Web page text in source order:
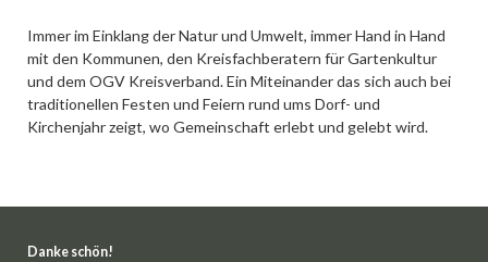
Immer im Einklang der Natur und Umwelt, immer Hand in Hand
mit den Kommunen, den Kreisfachberatern für Gartenkultur
und dem OGV Kreisverband. Ein Miteinander das sich auch bei
traditionellen Festen und Feiern rund ums Dorf- und
Kirchenjahr zeigt, wo Gemeinschaft erlebt und gelebt wird.
Danke schön!